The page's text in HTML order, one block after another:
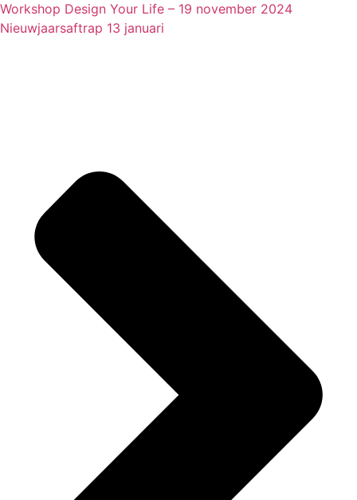
Workshop Design Your Life – 19 november 2024
Nieuwjaarsaftrap 13 januari